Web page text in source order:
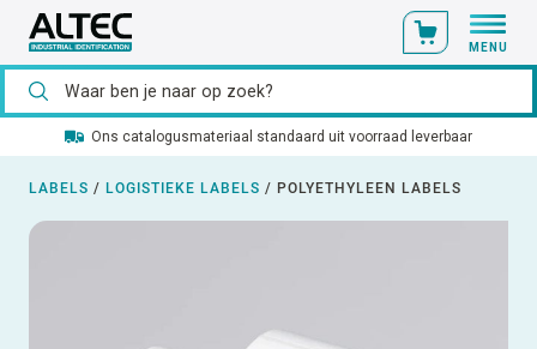
MENU
Ons catalogusmateriaal standaard uit voorraad leverbaar
LABELS / LOGISTIEKE LABELS / POLYETHYLEEN LABELS